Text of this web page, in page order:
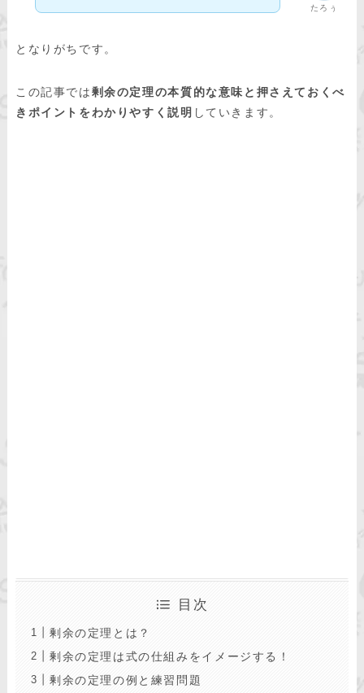
たろぅ
となりがちです。
この記事では剰余の定理の本質的な意味と押さえておくべ
きポイントをわかりやすく説明 していきます。
目次
剰余の定理とは？
剰余の定理は式の仕組みをイメージする！
剰余の定理の例と練習問題